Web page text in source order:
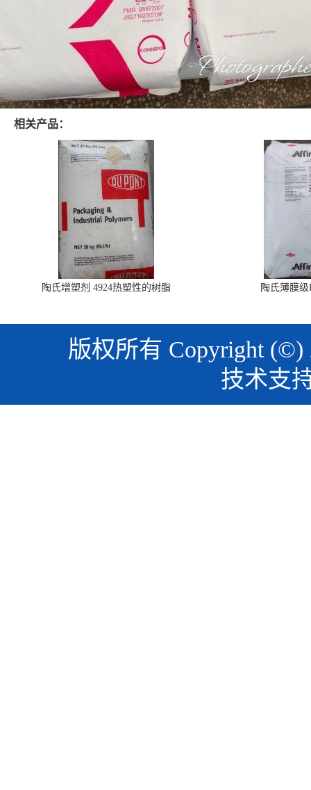
相关产品：
陶氏增塑剂 4924热塑性的树脂 陶氏薄膜级
版权所有 Copyright
技术支